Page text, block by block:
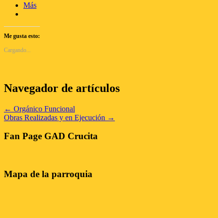
Más
Me gusta esto:
Cargando...
Navegador de artículos
← Orgánico Funcional
Obras Realizadas y en Ejecución →
Fan Page GAD Crucita
Mapa de la parroquia